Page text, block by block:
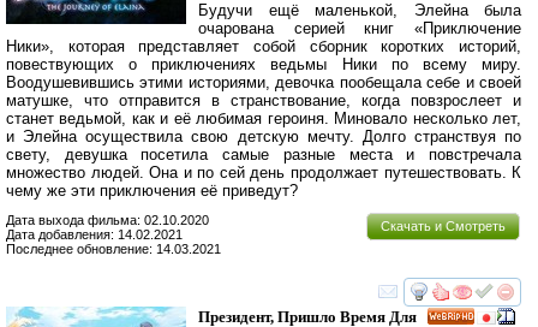
Будучи ещё маленькой, Элейна была
очарована серией книг «Приключение
Ники», которая представляет собой сборник коротких историй,
повествующих о приключениях ведьмы Ники по всему миру.
Воодушевившись этими историями, девочка пообещала себе и своей
матушке, что отправится в странствование, когда повзрослеет и
станет ведьмой, как и её любимая героиня. Миновало несколько лет,
и Элейна осуществила свою детскую мечту. Долго странствуя по
свету, девушка посетила самые разные места и повстречала
множество людей. Она и по сей день продолжает путешествовать. К
чему же эти приключения её приведут?
Скачать и Смотреть
Дата выхода фильма: 02.10.2020
Дата добавления: 14.02.2021
Последнее обновление: 14.03.2021
смотреть
Президент, Пришло Время Для